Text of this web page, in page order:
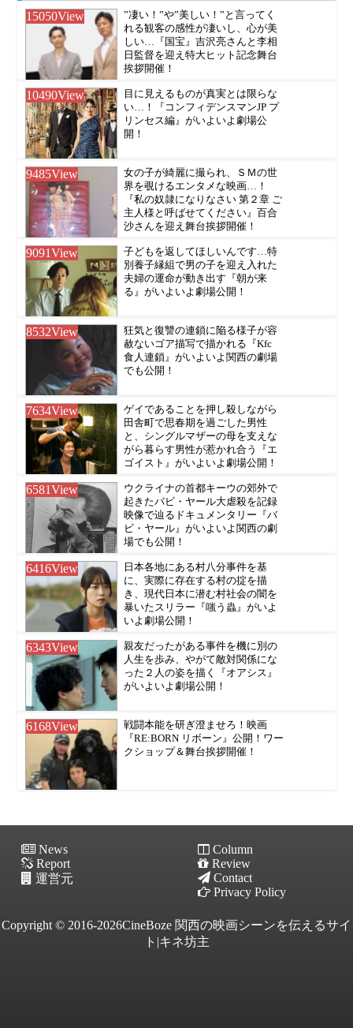
15050View
”凄い！”や”美しい！”と言ってく
れる観客の感性が凄いし、心が美
しい…『国宝』吉沢亮さんと李相
日監督を迎え特大ヒット記念舞台
挨拶開催！
10490View
目に見えるものが真実とは限らな
い…！『コンフィデンスマンJP プ
リンセス編』がいよいよ劇場公
開！
9485View
女の子が綺麗に撮られ、ＳＭの世
界を覗けるエンタメな映画…！
『私の奴隷になりなさい 第２章 ご
主人様と呼ばせてください』百合
沙さんを迎え舞台挨拶開催！
9091View
子どもを返してほしいんです…特
別養子縁組で男の子を迎え入れた
夫婦の運命が動き出す『朝が来
る』がいよいよ劇場公開！
8532View
狂気と復讐の連鎖に陥る様子が容
赦ないゴア描写で描かれる『Kfc
食人連鎖』がいよいよ関西の劇場
でも公開！
7634View
ゲイであることを押し殺しながら
田舎町で思春期を過ごした男性
と、シングルマザーの母を支えな
がら暮らす男性が惹かれ合う『エ
ゴイスト』がいよいよ劇場公開！
6581View
ウクライナの首都キーウの郊外で
起きたバビ・ヤール大虐殺を記録
映像で辿るドキュメンタリー『バ
ビ・ヤール』がいよいよ関西の劇
場でも公開！
6416View
日本各地にある村八分事件を基
に、実際に存在する村の掟を描
き、現代日本に潜む村社会の闇を
暴いたスリラー『嗤う蟲』がいよ
いよ劇場公開！
6343View
親友だったがある事件を機に別の
人生を歩み、やがて敵対関係にな
った２人の姿を描く『オアシス』
がいよいよ劇場公開！
6168View
戦闘本能を研ぎ澄ませろ！映画
『RE:BORN リボーン』公開！ワー
クショップ＆舞台挨拶開催！
News
Column
Report
Review
運営元
Contact
Privacy Policy
Copyright © 2016-2026CineBoze 関西の映画シーンを伝えるサイ
ト|キネ坊主